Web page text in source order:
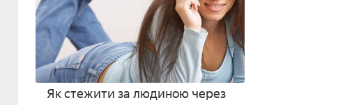
Як стежити за людиною через